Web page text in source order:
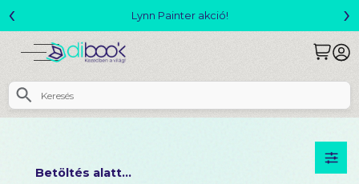
Lynn Painter akció!
‹ ›
Betöltés alatt...